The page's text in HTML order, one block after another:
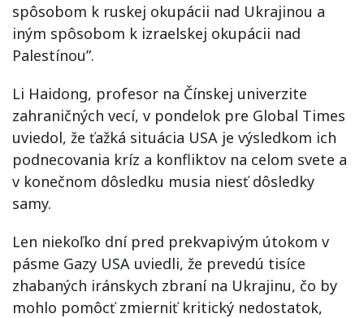
spôsobom k ruskej okupácii nad Ukrajinou a
iným spôsobom k izraelskej okupácii nad
Palestínou”.
Li Haidong, profesor na Čínskej univerzite
zahraničných vecí, v pondelok pre Global Times
uviedol, že ťažká situácia USA je výsledkom ich
podnecovania kríz a konfliktov na celom svete a
v konečnom dôsledku musia niesť dôsledky
samy.
Len niekoľko dní pred prekvapivým útokom v
pásme Gazy USA uviedli, že prevedú tisíce
zhabaných iránskych zbraní na Ukrajinu, čo by
mohlo pomôcť zmierniť kritický nedostatok,